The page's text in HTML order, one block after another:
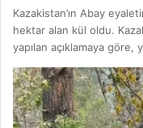
Kazakistan’ın Abay
hektar alan kül oldu.
yapılan açıklamaya göre,